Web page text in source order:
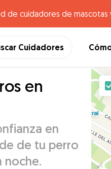
de cuidadores de
Cuidadores
en
en
de tu perro
noche.